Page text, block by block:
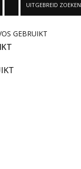
UITGEBREID ZOEKEN
GEBRUIKT